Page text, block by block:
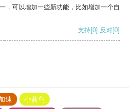
，可以增加一些新功能，比如增加一个自
支持[0] 反对[0]
速
小蓝鸟